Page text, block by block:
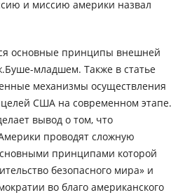
и миссию америки назвал
основные принципы внешней
младшем. Также в статье
механизмы осуществления
США на современном этапе.
вывод о том, что
проводят сложную
принципами которой
безопасного мира» и
во благо американского